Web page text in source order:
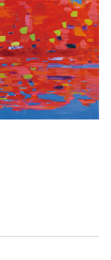
作品一覧
カタログ
スケジュール
会社案内